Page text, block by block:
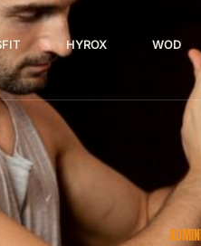
HYROX WOD